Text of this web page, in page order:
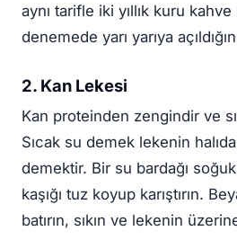
aynı tarifle iki yıllık kuru
denemede yarı yarıya
2. Kan Lekesi
Kan proteinden zengindir ve
Sıcak su demek lekenin halıda
demektir. Bir su bardağı
kaşığı tuz koyup karıştırın.
batırın, sıkın ve lekenin